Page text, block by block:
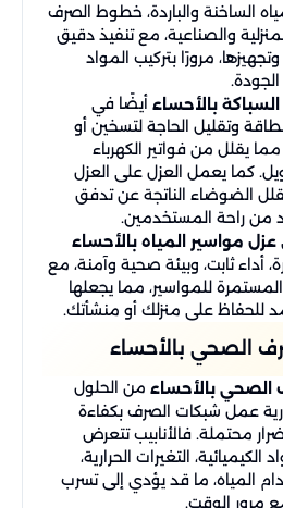
الساخنة والباردة، خطوط الصرف
والصناعية، مع تنفيذ دقيق
مرورًا بتركيب المواد
بالأحساء أيضًا في
وتقليل الحاجة لتسخين أو
يقلل من فواتير الكهرباء
كما يعمل العزل على العزل
الضوضاء الناتجة عن تدفق
من راحة المستخدمين.
عزل مواسير المياه بالأحساء
ثابت، وبيئة صحية وآمنة، مع
للمواسير، مما يجعلها
للحفاظ على منزلك أو منشأتك.
الصحي بالأحساء
الصحي بالأحساء من الحلول
عمل شبكات الصرف بكفاءة
محتملة. فالأنابيب تتعرض
التغيرات الحرارية،
المياه، ما قد يؤدي إلى تسرب
مرور الوقت.